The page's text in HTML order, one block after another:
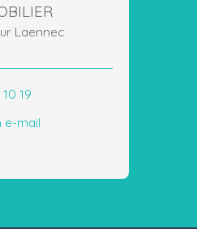
Laennec
19
e-mail